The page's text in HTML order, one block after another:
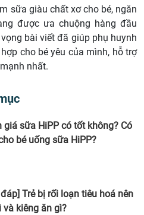
sữa giàu chất xơ cho bé, ngăn
được ưa chuộng hàng đầu
bài viết đã giúp phụ huynh
cho bé yêu của mình, hỗ trợ
nhất.
giá sữa HiPP có tốt không? Có
bé uống sữa HiPP?
đáp] Trẻ bị rối loạn tiêu hoá nên
và kiêng ăn gì?